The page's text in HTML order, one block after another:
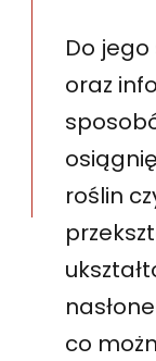
Do
oraz
roślin
co